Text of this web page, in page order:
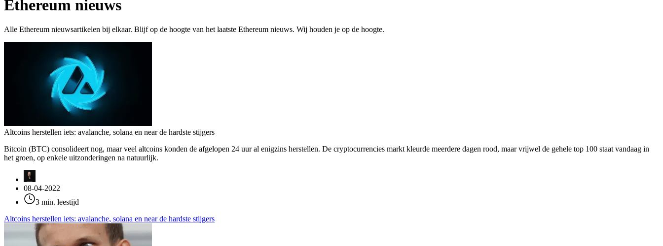
Ethereum nieuws
Alle Ethereum nieuwsartikelen bij elkaar. Blijf op de hoogte van het laatste Ethereum nieuws. Wij houden je op de hoogte.
Altcoins herstellen iets: avalanche, solana en near de hardste stijgers
Bitcoin (BTC) consolideert nog, maar veel altcoins konden de afgelopen 24 uur al enigzins herstellen. De cryptocurrencies markt kleurde meerdere dagen rood, maar vrijwel de gehele top 100 staat vandaag in
het groen, op enkele uitzonderingen na natuurlijk.
08-04-2022
3 min. leestijd
Altcoins herstellen iets: avalanche, solana en near de hardste stijgers